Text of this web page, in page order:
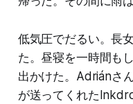
低気圧でだるい。長
た。昼寝を一時間も
出かけた。Adriánさ
が送ってくれた